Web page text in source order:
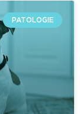
PATOLOGIE